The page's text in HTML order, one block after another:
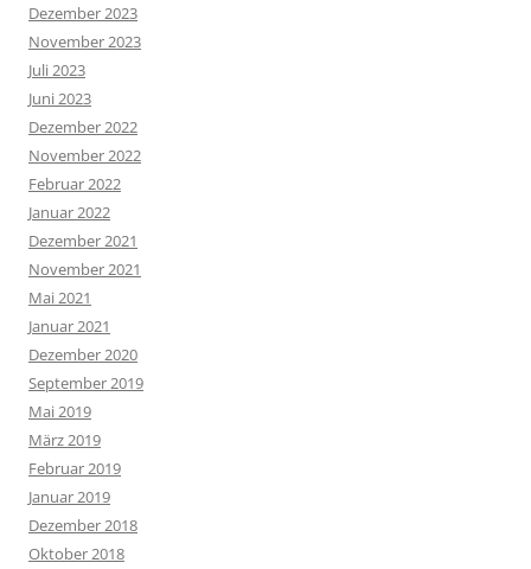
Dezember 2023
November 2023
Juli 2023
Juni 2023
Dezember 2022
November 2022
Februar 2022
Januar 2022
Dezember 2021
November 2021
Mai 2021
Januar 2021
Dezember 2020
September 2019
Mai 2019
März 2019
Februar 2019
Januar 2019
Dezember 2018
Oktober 2018